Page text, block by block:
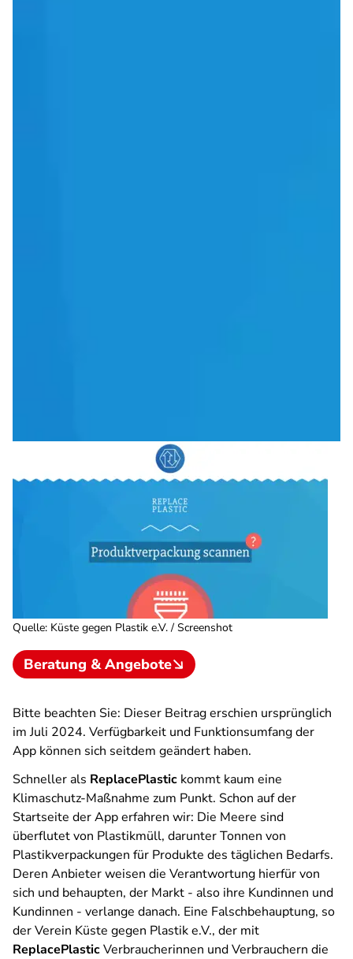
Quelle: Küste gegen Plastik e.V. / Screenshot
Beratung & Angebote
Bitte beachten Sie: Dieser Beitrag erschien ursprünglich
im Juli 2024. Verfügbarkeit und Funktionsumfang der
App können sich seitdem geändert haben.
Schneller als ReplacePlastic kommt kaum eine
Klimaschutz-Maßnahme zum Punkt. Schon auf der
Startseite der App erfahren wir: Die Meere sind
überflutet von Plastikmüll, darunter Tonnen von
Plastikverpackungen für Produkte des täglichen Bedarfs.
Deren Anbieter weisen die Verantwortung hierfür von
sich und behaupten, der Markt - also ihre Kundinnen und
Kundinnen - verlange danach. Eine Falschbehauptung, so
der Verein Küste gegen Plastik e.V., der mit
ReplacePlasticVerbraucherinnen und Verbrauchern die